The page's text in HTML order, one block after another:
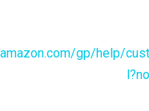
gp/help/